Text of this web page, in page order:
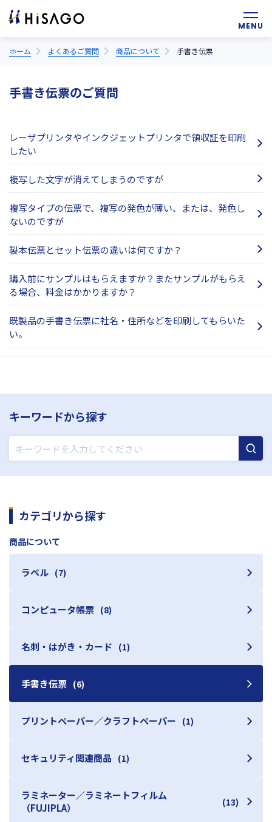
ホーム よくあるご質問 商品について 手書き伝票
手書き伝票のご質問
レーザプリンタやインクジェットプリンタで領収証を印刷
したい
複写した文字が消えてしまうのですが
複写タイプの伝票で、複写の発色が薄い、または、発色し
ないのですが
製本伝票とセット伝票の違いは何ですか？
購入前にサンプルはもらえますか？またサンプルがもらえ
る場合、料金はかかりますか？
既製品の手書き伝票に社名・住所などを印刷してもらいた
い。
キーワードから探す
カテゴリから探す
商品について
ラベル (7)
コンピュータ帳票 (8)
名刺・はがき・カード (1)
手書き伝票 (6)
プリントペーパー／クラフトペーパー (1)
セキュリティ関連商品 (1)
ラミネーター／ラミネートフィルム
（FUJIPLA）
(13)